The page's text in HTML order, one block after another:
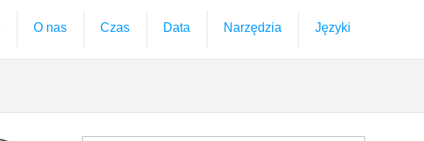
O nas Czas Data Narzędzia Języki